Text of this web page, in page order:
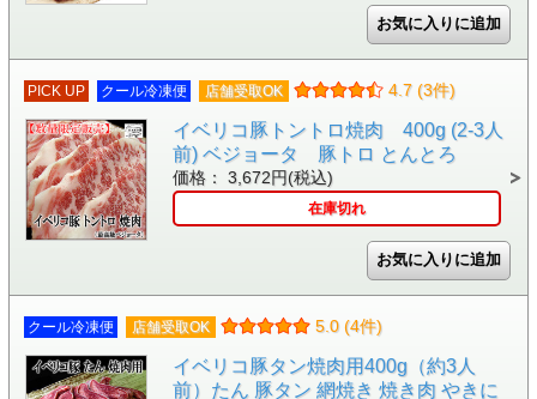
PICK UP クール冷凍便 店舗受取OK 4.7 (3件)
イベリコ豚トントロ焼肉 400g (2-3人
前) ベジョータ 豚トロ とんとろ
価格： 3,672円(税込)
在庫切れ
クール冷凍便 店舗受取OK 5.0 (4件)
イベリコ豚タン焼肉用400g（約3人
前）たん 豚タン 網焼き 焼き肉 やきに